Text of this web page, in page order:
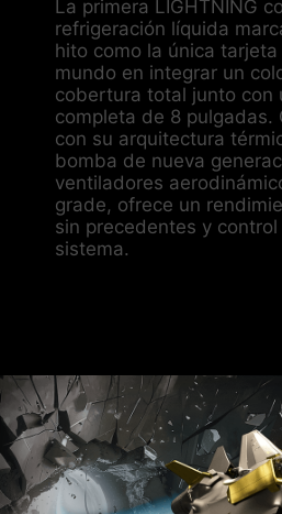
La primera LIGHTNING
refrigeración líquida
hito como la única
mundo en integrar un
cobertura total junto con
completa de 8 pulgadas.
con su arquitectura
bomba de nueva
ventiladores
grade, ofrece un
sin precedentes y
sistema.